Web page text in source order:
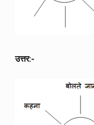
उत्तर:-